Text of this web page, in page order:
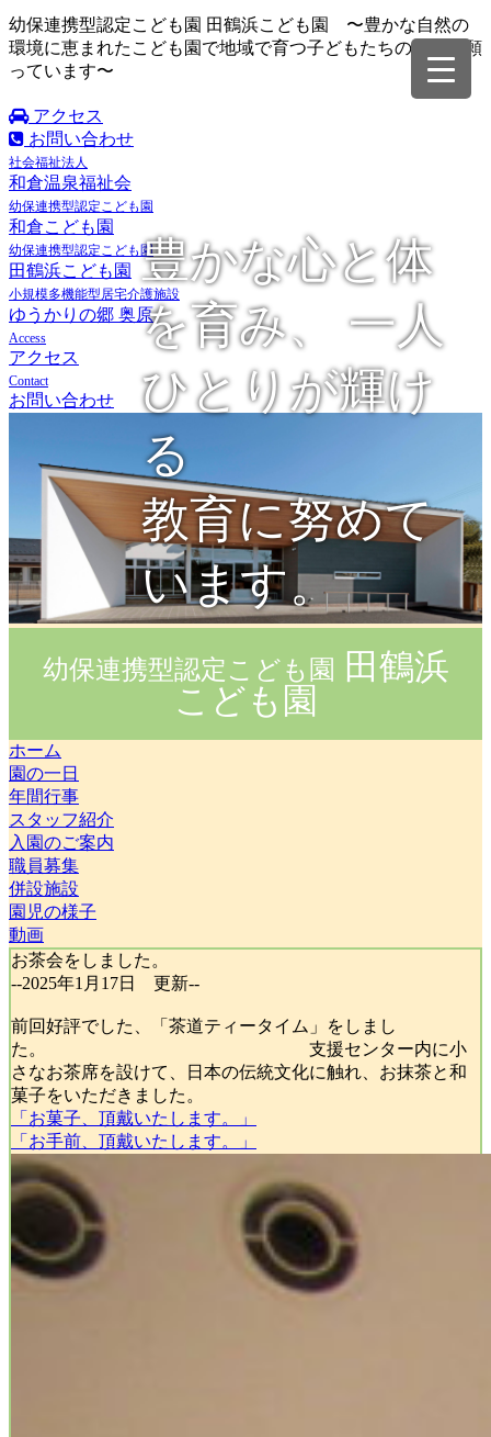
幼保連携型認定こども園 田鶴浜こども園 〜豊かな自然の
環境に恵まれたこども園で地域で育つ子どもたちの成長を願
っています〜
アクセス
お問い合わせ
社会福祉法人
和倉温泉福祉会
幼保連携型認定こども園
和倉こども園
幼保連携型認定こども園
田鶴浜こども園
小規模多機能型居宅介護施設
ゆうかりの郷 奥原
Access
アクセス
Contact
お問い合わせ
豊かな心と体
を育み、 一人
ひとりが輝け
る
教育に努めて
います。
幼保連携型認定こども園
田鶴浜
こども園
ホーム
園の一日
年間行事
スタッフ紹介
入園のご案内
職員募集
併設施設
園児の様子
動画
お茶会をしました。
--2025年1月17日 更新--
前回好評でした、「茶道ティータイム」をしまし
た。 支援センター内に小
さなお茶席を設けて、日本の伝統文化に触れ、お抹茶と和
菓子をいただきました。
「お菓子、頂戴いたします。」
「お手前、頂戴いたします。」